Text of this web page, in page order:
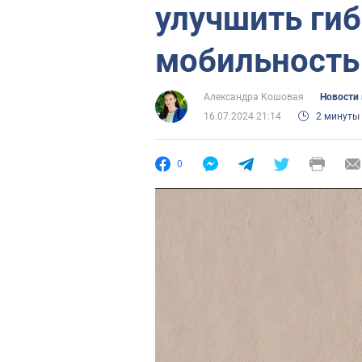
улучшить
мобильность
Александра Кошовая
16.07.2024 21:14
2 минуты
0